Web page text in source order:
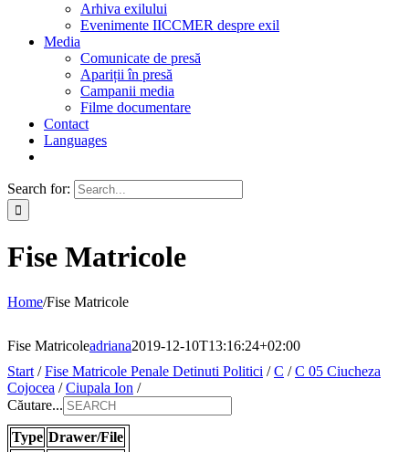
Arhiva exilului
Evenimente IICCMER despre exil
Media
Comunicate de presă
Apariții în presă
Campanii media
Filme documentare
Contact
Languages
Search for:
Fise Matricole
Home/Fise Matricole
Fise Matricoleadriana2019-12-10T13:16:24+02:00
Start /Fise Matricole Penale Detinuti Politici /C /C 05 Ciucheza
Cojocea /Ciupala Ion /
Căutare...
Type Drawer/File